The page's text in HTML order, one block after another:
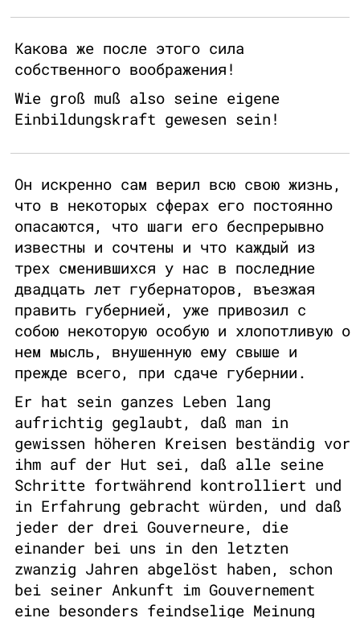
Какова же после этого сила
собственного воображения!
Wie groß muß also seine eigene
Einbildungskraft gewesen sein!
Он искренно сам верил всю свою жизнь,
что в некоторых сферах его постоянно
опасаются, что шаги его беспрерывно
известны и сочтены и что каждый из
трех сменившихся у нас в последние
двадцать лет губернаторов, въезжая
править губернией, уже привозил с
собою некоторую особую и хлопотливую о
нем мысль, внушенную ему свыше и
прежде всего, при сдаче губернии.
Er hat sein ganzes Leben lang
aufrichtig geglaubt, daß man in
gewissen höheren Kreisen beständig vor
ihm auf der Hut sei, daß alle seine
Schritte fortwährend kontrolliert und
in Erfahrung gebracht würden, und daß
jeder der drei Gouverneure, die
einander bei uns in den letzten
zwanzig Jahren abgelöst haben, schon
bei seiner Ankunft im Gouvernement
eine besonders feindselige Meinung